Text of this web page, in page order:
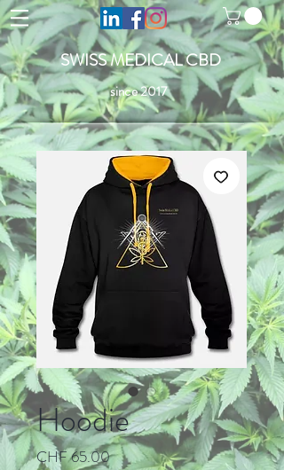
SWISS MEDICAL CBD
since 2017
Hoodie
CHF 65.00Preis